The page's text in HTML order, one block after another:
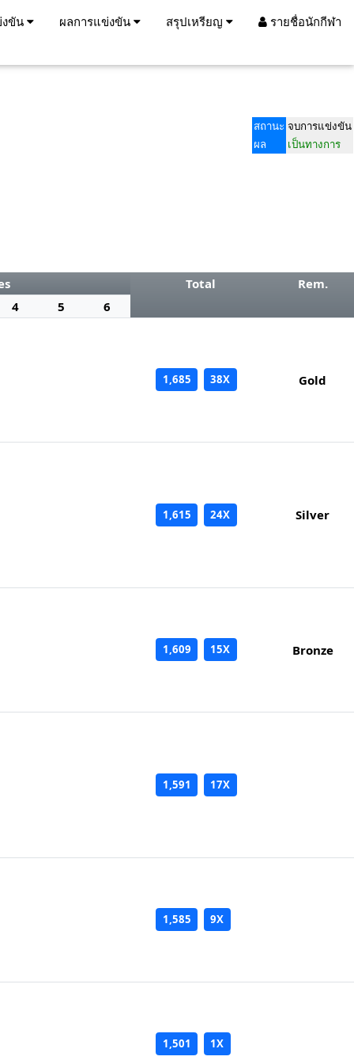
งขัน ผลการแข่งขัน สรุปเหรียญ รายชื่อนักกีฬา
สถานะ จบการแข่งขัน
ผล
เป็นทางการ
Total
Rem.
4
5 6
1,685 38X Gold
1,615 24X Silver
1,609 15X Bronze
1,591 17X
1,585 9X
1,501 1X